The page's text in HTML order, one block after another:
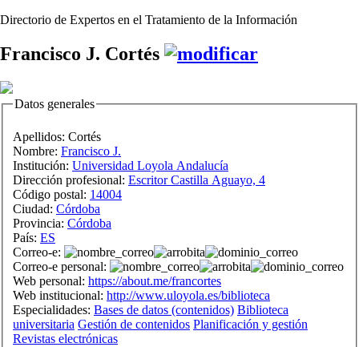
Directorio de Expertos en el Tratamiento de la Información
Francisco J. Cortés
Datos generales
Apellidos: Cortés
Nombre: Francisco J.
Institución: Universidad Loyola Andalucía
Dirección profesional: Escritor Castilla Aguayo, 4
Código postal: 14004
Ciudad: Córdoba
Provincia: Córdoba
País: ES
Correo-e:
Correo-e personal:
Web personal: https://about.me/francortes
Web institucional: http://www.uloyola.es/biblioteca
Especialidades: Bases de datos (contenidos) Biblioteca
universitaria Gestión de contenidos Planificación y gestión
Revistas electrónicas